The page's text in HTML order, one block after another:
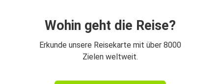
Wohin geht die Reise?
Erkunde unsere Reisekarte mit über 8000
Zielen weltweit.